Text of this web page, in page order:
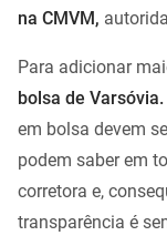
na CMVM,
Para adicionar
bolsa de Varsóvia.
em bolsa devem
podem saber em
corretora e,
transparência é